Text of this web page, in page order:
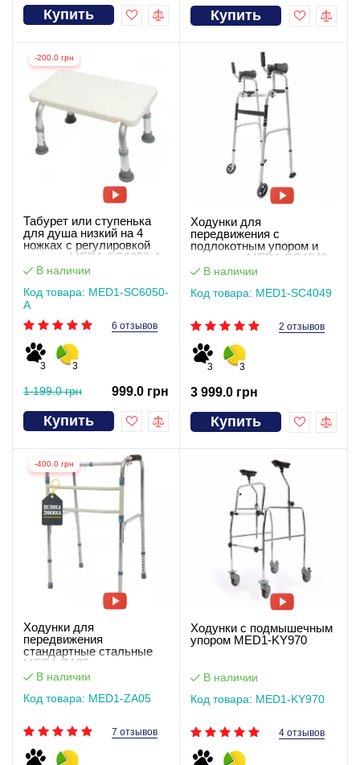
Купить Купить
-200.0 грн
Табурет или ступенька
для душа низкий на 4
ножках c регулировкой
высоты MED1-SC6050-A
В наличии
Код товара: MED1-SC6050-
A
6 отзывов
3 3
1 199.0 грн 999.0 грн
Купить
Ходунки для
передвижения с
подлокотным упором и
колесами MED1-SC4049
В наличии
Код товара: MED1-SC4049
2 отзывов
3 3
3 999.0 грн
Купить
-400.0 грн
Ходунки для
передвижения
стандартные стальные
MED1-ZA05
В наличии
Код товара: MED1-ZA05
7 отзывов
Ходунки с подмышечным
упором MED1-KY970
В наличии
Код товара: MED1-KY970
4 отзывов